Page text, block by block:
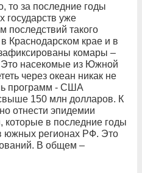
то за последние годы
государств уже
последствий такого
Краснодарском крае и в
комары –
Это насекомые из Южной
через океан никак не
программ - США
150 млн долларов. К
отнести эпидемии
в последние годы
южных регионах РФ. Это
В общем –